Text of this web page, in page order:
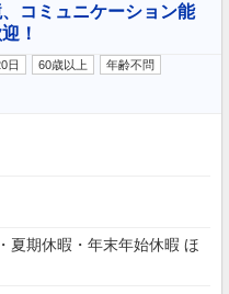
コミュニケーション能
！
日 60歳以上
年齢不問
夏期休暇・年末年始休暇 ほ